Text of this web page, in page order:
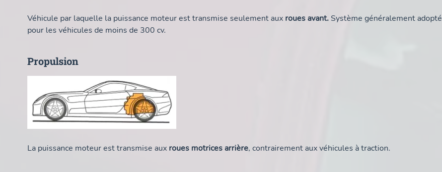
Véhicule par laquelle la puissance moteur est transmise seulement aux roues avant. Système généralement adopté
pour les véhicules de moins de 300 cv.
Propulsion
La puissance moteur est transmise aux roues motrices arrière, contrairement aux véhicules à traction.